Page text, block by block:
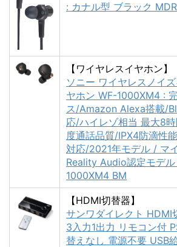
: カナル型 ブラック
【ワイヤレスイヤホン】
ソニー ワイヤレスノイ
ヤホン WF-1000XM4 :
ス/Amazon Alexa搭載/
応/ハイレゾ相当 最大8
度通話品質/IPX4防滴性
対応/2021年モデル / マ
Reality Audio認定モデ
1000XM4 BM
【HDMI切替器】
サンワダイレクト HDMI
3入力1出力 リモコン付
替えなし 電源不要 USB